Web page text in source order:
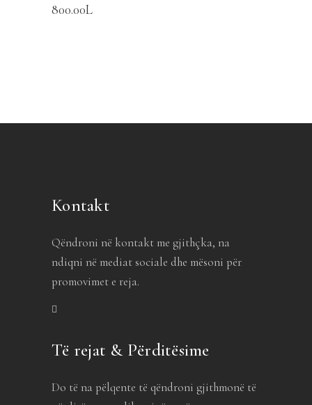
800.00L
Kontakt
Qëndroni në kontakt me gjithçka, na
ndiqni në mediat sociale dhe mësoni për
promovimet e reja.
Të rejat & Përditësime
Do të na pëlqente të qëndroni gjithmonë të